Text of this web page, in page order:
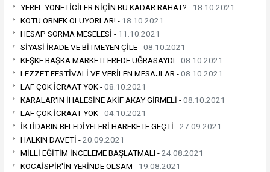
YEREL YÖNETİCİLER NİÇİN BU KADAR RAHAT? - 18.10.2021
KÖTÜ ÖRNEK OLUYORLAR! - 18.10.2021
HESAP SORMA MESELESİ - 11.10.2021
SİYASİ İRADE VE BİTMEYEN ÇİLE -08.10.2021
KEŞKE BAŞKA MARKETLEREDE UĞRASAYDI -08.10.2021
LEZZET FESTİVALİ VE VERİLEN MESAJLAR -08.10.2021
LAF ÇOK İCRAAT YOK -08.10.2021
KARALAR'IN İHALESİNE AKİF AKAY GİRMELİ -08.10.2021
LAF ÇOK İCRAAT YOK -04.10.2021
İKTİDARIN BELEDİYELERİ HAREKETE GEÇTİ -27.09.2021
HALKIN DAVETİ -20.09.2021
MİLLİ EĞİTİM İNCELEME BAŞLATMALI -24.08.2021
KOCAİSPİR'İN YERİNDE OLSAM - 19.08.2021